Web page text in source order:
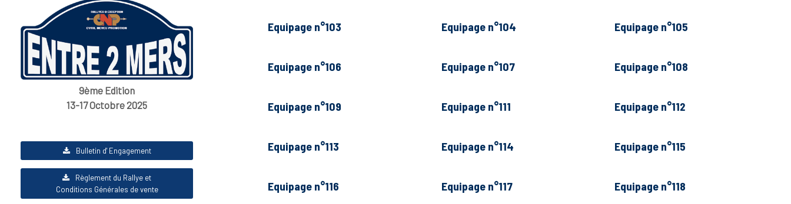
Equipage n°103 Equipage n°104 Equipage n°105
Equipage n°106 Equipage n°107 Equipage n°108
Equipage n°109 Equipage n°111 Equipage n°112
Equipage n°113 Equipage n°114 Equipage n°115
Equipage n°116 Equipage n°117 Equipage n°118
9ème Edition
13-17 Octobre 2025
Bulletin d' Engagement
Règlement du Rallye et
Conditions Générales de vente